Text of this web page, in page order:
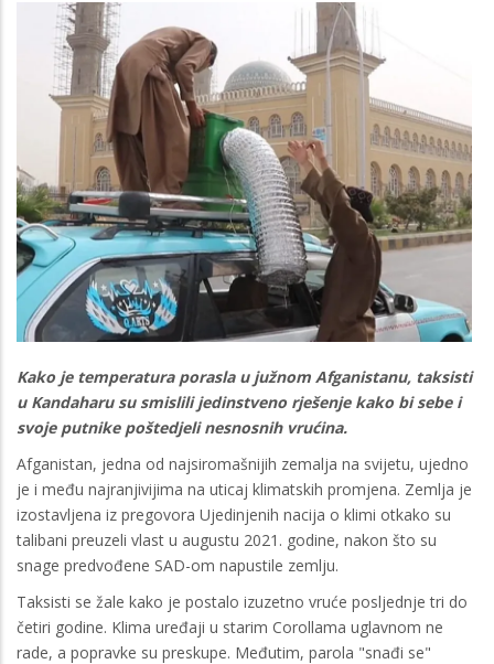
Kako je temperatura porasla u južnom Afganistanu, taksisti
u Kandaharu su smislili jedinstveno rješenje kako bi sebe i
svoje putnike poštedjeli nesnosnih vrućina.
Afganistan, jedna od najsiromašnijih zemalja na svijetu, ujedno
je i među najranjivijima na uticaj klimatskih promjena. Zemlja je
izostavljena iz pregovora Ujedinjenih nacija o klimi otkako su
talibani preuzeli vlast u augustu 2021. godine, nakon što su
snage predvođene SAD-om napustile zemlju.
Taksisti se žale kako je postalo izuzetno vruće posljednje tri do
četiri godine. Klima uređaji u starim Corollama uglavnom ne
rade, a popravke su preskupe. Međutim, parola "snađi se"